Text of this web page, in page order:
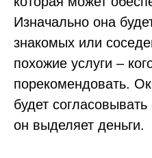
Изначально она
знакомых или
похожие услуги –
порекомендовать.
будет
он выделяет деньги.